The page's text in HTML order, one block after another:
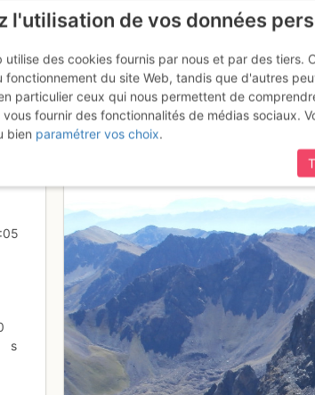
mise à jour du site,si certaines pages ne sont
donc bien son nom!
s
l'utilisation de vos données
utilise des cookies fournis par nous et par des tiers.
fonctionnement du site Web, tandis que d'autres
particulier ceux qui nous permettent de
vous fournir des fonctionnalités de médias sociaux.
bien paramétrer vos choix.